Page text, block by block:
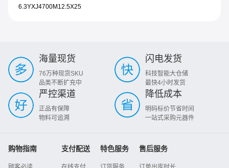
6.3YXJ4700M12.5X25
海量现货
76万种现货SKU
品类不断扩充中
闪电发货
科技智能大仓储
最快4小时发货
严控渠道
正品有保障
物料可追溯
降低成本
明码标价节省时间
一站式采购元器件
购物指南 支付配送 特色服务 售后服务